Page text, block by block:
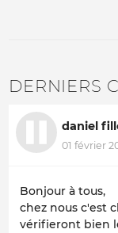
DERNIERS
daniel
01 février
Bonjour à tous,
chez nous c'est
vérifieront bien